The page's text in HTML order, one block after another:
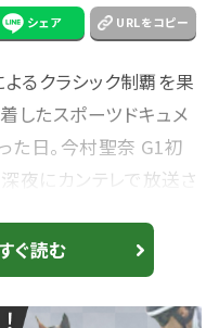
シェア URLをコピー
るクラシック制覇を果
したスポーツドキュメ
た日。今村聖奈 G1初
夜にカンテレで放送さ
活躍から成績低迷、関
制覇に至るまでの歩み
映像とともに振り返る。
ぐ読む